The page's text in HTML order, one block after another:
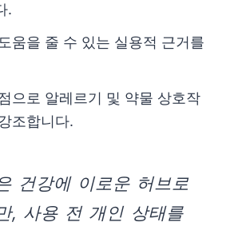
.
움을 줄 수 있는 실용적 근거를
으로 알레르기 및 약물 상호작
조합니다.
건강에 이로운 허브로
, 사용 전 개인 상태를